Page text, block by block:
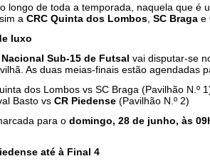
longo de toda a temporada, naquela que é
a CRC Quinta dos Lombos SC Braga e
luxo
Sub-15 de Futsal vai disputar-se
As duas meias-finais estão agendadas
dos Lombos vs SC Braga (Pavilhão N.º
Basto vs CR Piedense (Pavilhão N.º 2)
para o domingo, 28 de junho, às
até à Final 4